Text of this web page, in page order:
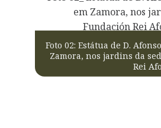
Foto 02: Estátua de D.
Zamora, nos jardins da
Rei